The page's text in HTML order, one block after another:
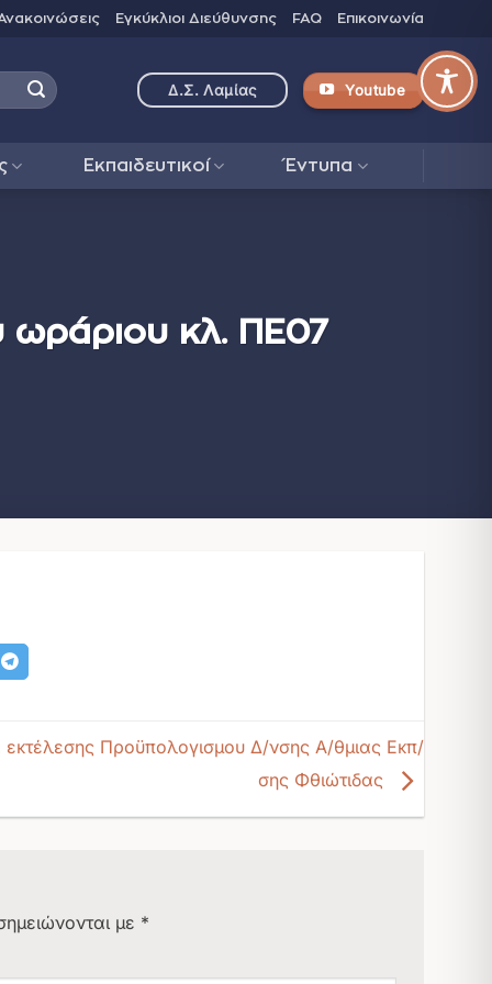
Εγκύκλιοι Διεύθυνσης FAQ Επικοινωνία
Δ.Σ. Λαμίας Youtube
Εκπαιδευτικοί Έντυπα
κλ. ΠΕ07
εκτέλεσης Προϋπολογισμου Δ/νσης Α/θμιας Εκπ/
σης Φθιώτιδας
με *